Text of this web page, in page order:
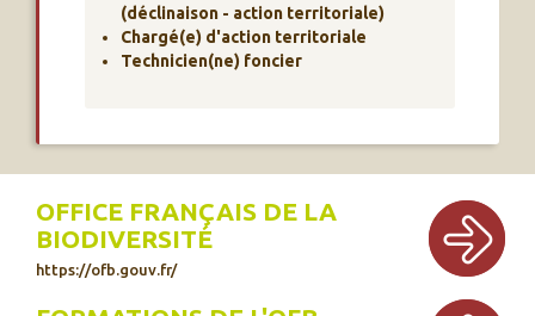
(déclinaison - action territoriale)
Chargé(e) d'action territoriale
Technicien(ne) foncier
OFFICE FRANÇAIS DE LA
BIODIVERSITÉ
https://ofb.gouv.fr/